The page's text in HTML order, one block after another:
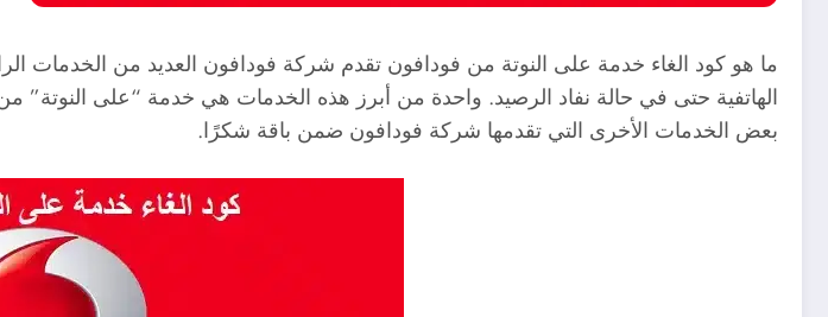
ما هو كود الغاء خدمة على النوتة من فودافون تقدم شركة فودافون العديد من الخدمات
الهاتفية حتى في حالة نفاد الرصيد. واحدة من أبرز هذه الخدمات هي خدمة “على
بعض الخدمات الأخرى التي تقدمها شركة فودافون ضمن باقة شكرًا.